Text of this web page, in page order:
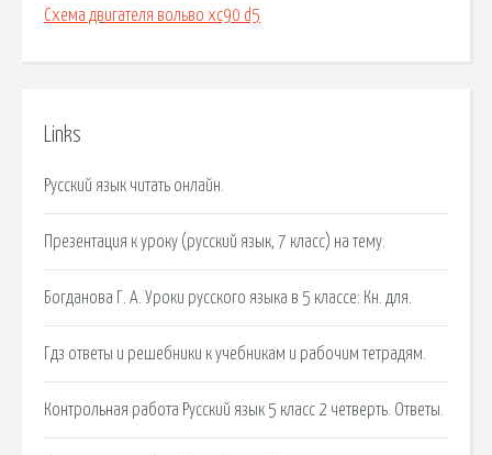
Схема двигателя вольво хс90 d5
Links
Русский язык читать онлайн.
Презентация к уроку (русский язык, 7 класс) на тему.
Богданова Г. А. Уроки русского языка в 5 классе: Кн. для.
Гдз ответы и решебники к учебникам и рабочим тетрадям.
Контрольная работа Русский язык 5 класс 2 четверть. Ответы.